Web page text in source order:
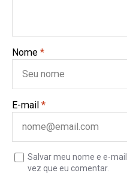
Nome *
E-mail *
Salvar meu nome e e-
vez que eu comentar.